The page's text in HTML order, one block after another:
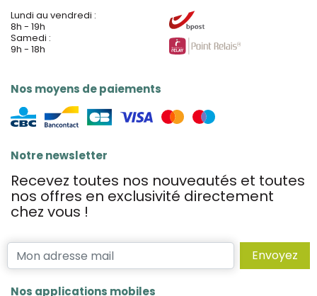
Lundi au vendredi :
8h - 19h
Samedi :
9h - 18h
Nos moyens de paiements
Notre newsletter
Recevez toutes nos nouveautés et toutes
nos offres en exclusivité directement
chez vous !
Envoyez
Nos applications mobiles